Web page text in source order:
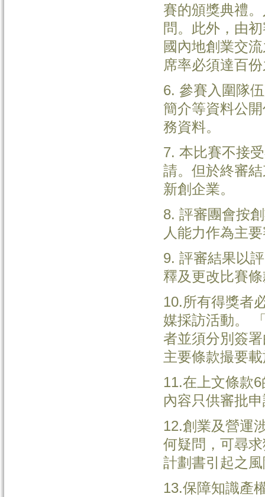
賽的頒獎典禮
問。此外，由
國內地創業交
席率必須達百
6. 參賽入圍隊
簡介等資料公
務資料。
7. 本比賽不接
請。但於終審
新創企業。
8. 評審團會按
人能力作為主
9. 評審結果以
釋及更改比賽
10.所有得獎者
媒採訪活動。
者並須分別簽
主要條款撮要
11.在上文條款
內容只供審批
12.創業及營運
何疑問，可尋
計劃書引起之
13.保障知識產